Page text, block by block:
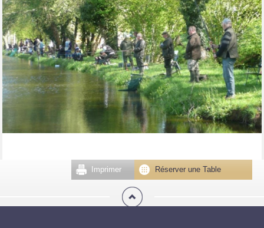
Réserver une Table
Imprimer